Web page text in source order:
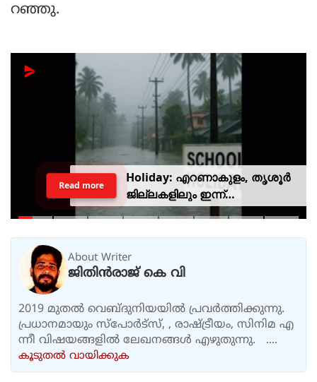
റഞ്ഞു.
Holiday: എറണാകുളം, തൃശൂർ
ജില്ലകളിലും ഇന്ന്
അവധിയാണേ..!
Read more
About Writer
ജിതിൻരാജ് കെ വി
2019 മുതൽ വെബ്ദുനിയയിൽ പ്രവർത്തിക്കുന്നു.
പ്രധാനമായും സ്പോർട്സ്, , രാഷ്ട്രീയം, സിനിമ എ
ന്നീ വിഷയങ്ങളിൽ ലേഖനങ്ങൾ എഴുതുന്നു. ....
കൂടുതല്‍ വായിക്കുക